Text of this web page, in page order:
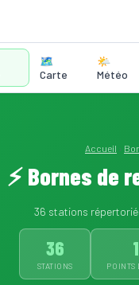
🗺️
Carte
🌤️
Météo
Accueil ›
⚡ Bornes de
36 stations
36
STATIONS POINTS